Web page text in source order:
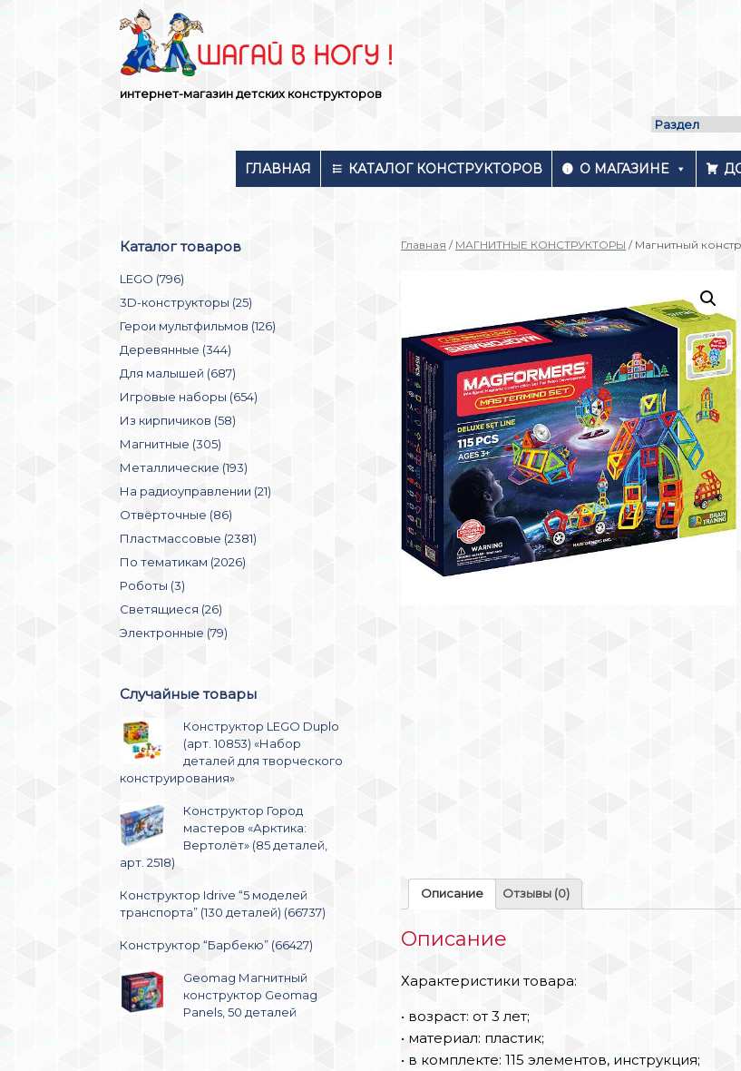
интернет-магазин детских конструкторов
ГЛАВНАЯ КАТАЛОГ КОНСТРУКТОРОВ О МАГАЗИНЕ
Главная / МАГНИТНЫЕ КОНСТРУКТОРЫ / Магнитный
Описание Отзывы (0)
Описание
Характеристики товара:
• возраст: от 3 лет;
• материал: пластик;
• в комплекте: 115 элементов, инструкция;
Каталог товаров
LEGO (796)
3D-конструкторы (25)
Герои мультфильмов (126)
Деревянные (344)
Для малышей (687)
Игровые наборы (654)
Из кирпичиков (58)
Магнитные (305)
Металлические (193)
На радиоуправлении (21)
Отвёрточные (86)
Пластмассовые (2381)
По тематикам (2026)
Роботы (3)
Светящиеся (26)
Электронные (79)
Случайные товары
Конструктор LEGO Duplo
(арт. 10853) «Набор
деталей для творческого
конструирования»
Конструктор Город
мастеров «Арктика:
Вертолёт» (85 деталей,
арт. 2518)
Конструктор Idrive “5 моделей
транспорта” (130 деталей) (66737)
Конструктор “Барбекю” (66427)
Geomag Магнитный
конструктор Geomag
Panels, 50 деталей